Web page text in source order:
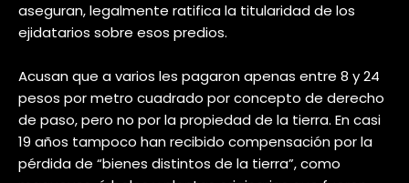
aseguran, legalmente ratifica la titularidad de los
ejidatarios sobre esos predios.
Acusan que a varios les pagaron apenas entre 8 y 24
pesos por metro cuadrado por concepto de derecho
de paso, pero no por la propiedad de la tierra. En casi
19 años tampoco han recibido compensación por la
pérdida de “bienes distintos de la tierra”, como